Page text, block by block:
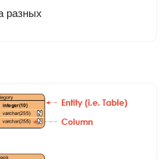
разных